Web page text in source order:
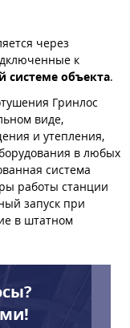
через
к
объекта.
Гринлос
виде,
и утепления,
в любых
система
работы станции
запуск при
в штатном